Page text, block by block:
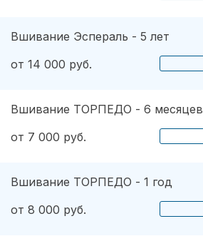
Вшивание Эспераль - 5 лет
от 14 000 руб.
Вшивание ТОРПЕДО - 6 месяцев
от 7 000 руб.
Вшивание ТОРПЕДО - 1 год
от 8 000 руб.